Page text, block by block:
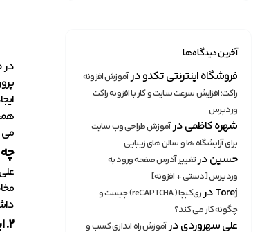
آخرین دیدگاه‌ها
فروشگاه اینترنتی تکدودرآموزش افزونه
راکت؛ افزایش سرعت سایت و کار با افزونه راکت
وردپرس
شهره کاظمیدرآموزش طراحی وب سایت
برای آرایشگاه ها و سالن های زیبایی
حسیندرتغییر آدرس صفحه ورود به
وردپرس [دستی + افزونه]
Torejدر
ری‌کپچا (reCAPTCHA) چیست و
چگونه کار می کند؟
علی سهروردیدرآموزش راه اندازی کسب و
می
2. اینستاگرام